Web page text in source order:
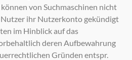
von Suchmaschinen nicht
ihr Nutzerkonto gekündigt
im Hinblick auf das
deren Aufbewahrung
Gründen entspr.